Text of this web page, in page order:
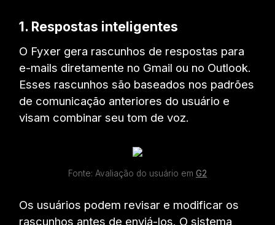
1. Respostas inteligentes
O Fyxer gera rascunhos de respostas para
e-mails diretamente no Gmail ou no Outlook.
Esses rascunhos são baseados nos padrões
de comunicação anteriores do usuário e
visam combinar seu tom de voz.
Fonte: Avaliação do usuário em G2
Os usuários podem revisar e modificar os
rascunhos antes de enviá-los. O sistema